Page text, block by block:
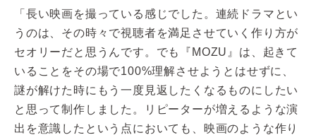
「長い映画を撮っている感じでした。連続ドラマとい
うのは、その時々で視聴者を満足させていく作り方が
セオリーだと思うんです。でも『MOZU』は、起きて
いることをその場で100%理解させようとはせずに、
謎が解けた時にもう一度見返したくなるものにしたい
と思って制作しました。リピーターが増えるような演
出を意識したという点においても、映画のような作り